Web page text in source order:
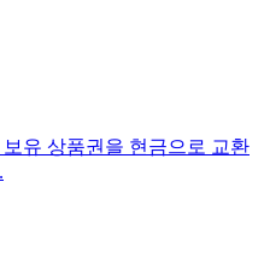
유 상품권을 현금으로 교환